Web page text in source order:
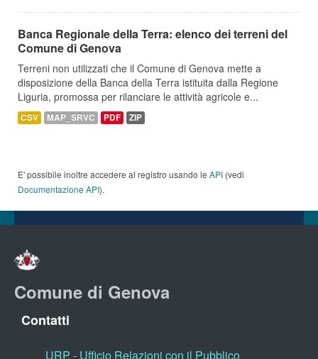
Banca Regionale della Terra: elenco dei terreni del
Comune di Genova
Terreni non utilizzati che il Comune di Genova mette a
disposizione della Banca della Terra istituita dalla Regione
Liguria, promossa per rilanciare le attività agricole e...
CSV MAP_SRVC PDF ZIP
E' possibile inoltre accedere al registro usando le API (vedi
Documentazione API).
Comune di Genova
Contatti
URP - Ufficio Relazioni con il Pubblico